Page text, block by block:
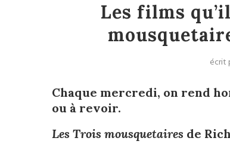
Les films
écrit
Chaque mercredi, on rend
ou à revoir.
Les Trois mousquetaires de